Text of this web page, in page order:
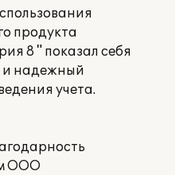
продукта
8 " показал себя
и надежный
учета.
ООО